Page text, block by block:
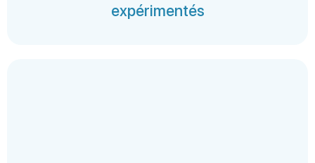
expérimentés